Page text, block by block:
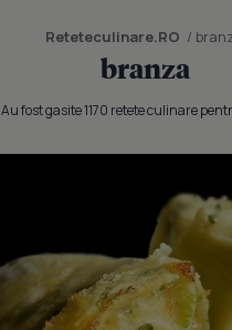
Reteteculinare.RO /
branza
Au fost gasite 1170 retete culinare